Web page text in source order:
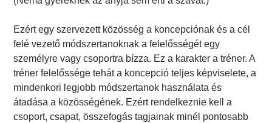
Ezért egy szervezett közösség a koncepciónak és a cél
felé vezető módszertanoknak a felelősségét egy
személyre vagy csoportra bízza. Ez a karakter a tréner. A
tréner felelőssége tehát a koncepció teljes képviselete, a
mindenkori legjobb módszertanok használata és
átadása a közösségének. Ezért rendelkeznie kell a
csoport, csapat, összefogás tagjainak minél pontosabb